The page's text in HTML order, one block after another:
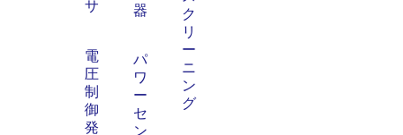
サ
電
圧
制
御
発
器
パ
ワ
ー
セ
ン
ク
リ
ー
ニ
ン
グ